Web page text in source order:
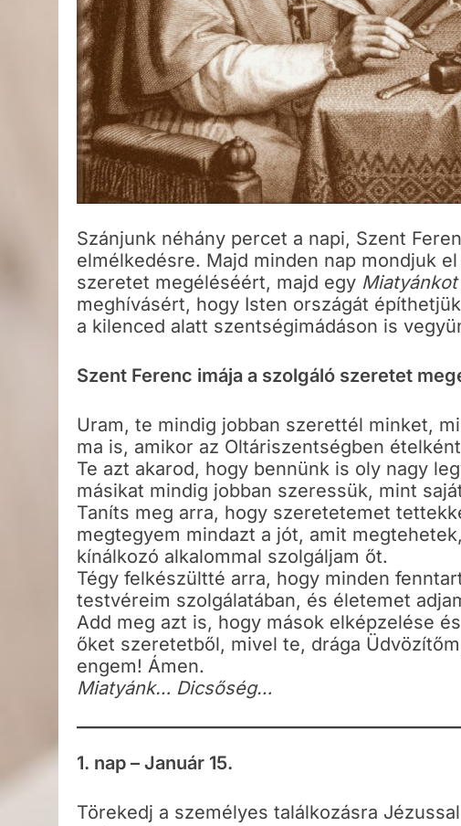
Szánjunk néhány percet a napi, Szent
elmélkedésre. Majd minden nap mondjuk el
szeretet megéléséért, majd egy Miatyánkot
meghívásért, hogy Isten országát
a kilenced alatt szentségimádáson is
Szent Ferenc imája a szolgáló szeretet
Uram, te mindig jobban szerettél minket,
ma is, amikor az Oltáriszentségben
Te azt akarod, hogy bennünk is oly nagy
másikat mindig jobban szeressük, mint
Taníts meg arra, hogy szeretetemet
megtegyem mindazt a jót, amit
kínálkozó alkalommal szolgáljam őt.
Tégy felkészültté arra, hogy minden
testvéreim szolgálatában, és életemet
Add meg azt is, hogy mások elképzelése
őket szeretetből, mivel te, drága
engem! Ámen.
Miatyánk… Dicsőség…
1. nap – Január 15.
Törekedj a személyes találkozásra